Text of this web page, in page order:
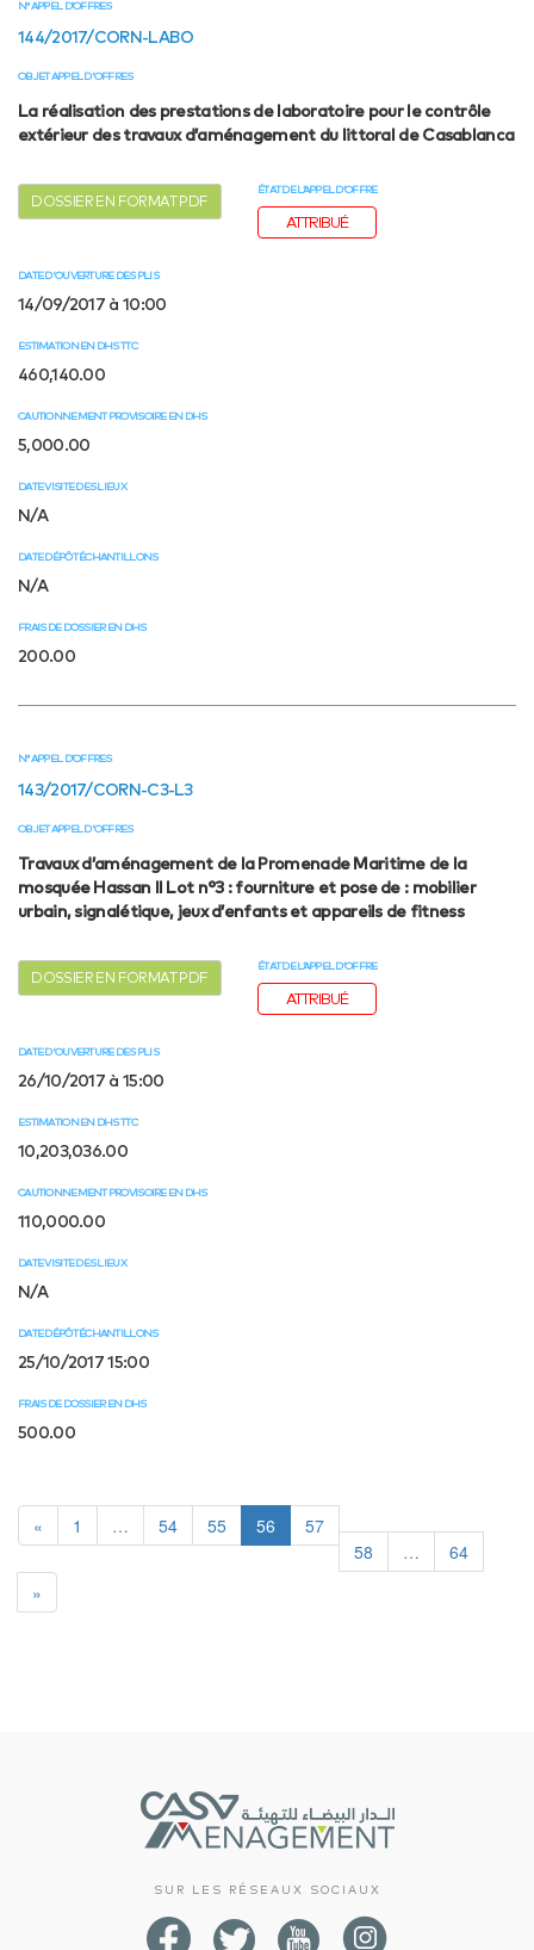
N° APPEL D’OFFRES
144/2017/CORN-LABO
OBJET APPEL D'OFFRES
La réalisation des prestations de laboratoire pour le contrôle
extérieur des travaux d’aménagement du littoral de Casablanca
DOSSIER EN FORMAT PDF
ÉTAT DE L’APPEL D’OFFRE
ATTRIBUÉ
DATE D'OUVERTURE DES PLIS
14/09/2017 à 10:00
ESTIMATION EN DHS TTC
460,140.00
CAUTIONNEMENT PROVISOIRE EN DHS
5,000.00
DATE VISITE DES LIEUX
N/A
DATE DÉPÔT ÉCHANTILLONS
N/A
FRAIS DE DOSSIER EN DHS
200.00
N° APPEL D’OFFRES
143/2017/CORN-C3-L3
OBJET APPEL D'OFFRES
Travaux d’aménagement de la Promenade Maritime de la
mosquée Hassan II Lot n°3 : fourniture et pose de : mobilier
urbain, signalétique, jeux d’enfants et appareils de fitness
DOSSIER EN FORMAT PDF
ÉTAT DE L’APPEL D’OFFRE
ATTRIBUÉ
DATE D'OUVERTURE DES PLIS
26/10/2017 à 15:00
ESTIMATION EN DHS TTC
10,203,036.00
CAUTIONNEMENT PROVISOIRE EN DHS
110,000.00
DATE VISITE DES LIEUX
N/A
DATE DÉPÔT ÉCHANTILLONS
25/10/2017 15:00
FRAIS DE DOSSIER EN DHS
500.00
« 1 … 54 55 56
57
58
…
64
»
SUR LES RÉSEAUX SOCIAUX